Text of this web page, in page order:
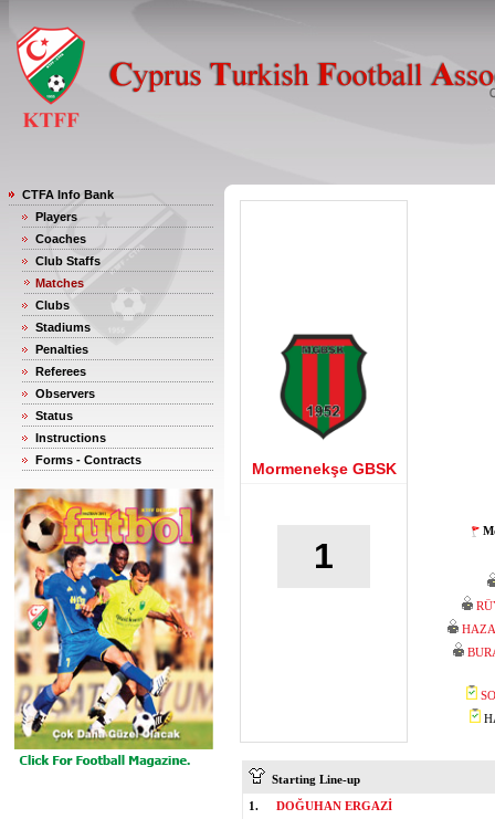
CTFA Info Bank
Players
Coaches
Club Staffs
Matches
Clubs
Stadiums
Penalties
Referees
Observers
Status
Instructions
Forms - Contracts
Mormenekşe GBSK
1
Starting Line-up
1.
DOĞUHAN ERGAZİ